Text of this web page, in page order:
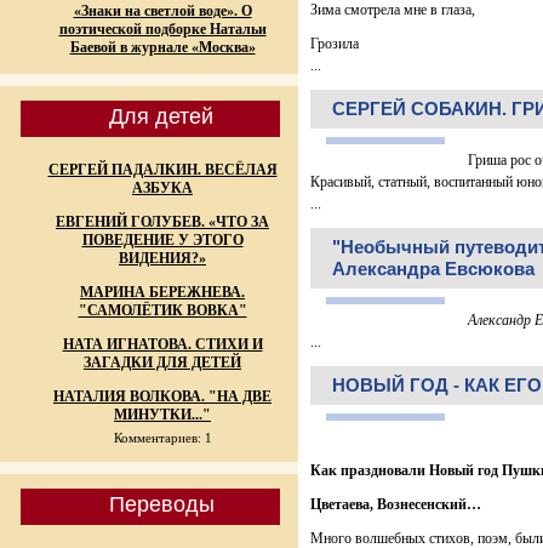
«Знаки на светлой воде». О
поэтической подборке Натальи
Баевой в журнале «Москва»
Для детей
СЕРГЕЙ ПАДАЛКИН. ВЕСЁЛАЯ
АЗБУКА
ЕВГЕНИЙ ГОЛУБЕВ. «ЧТО ЗА
ПОВЕДЕНИЕ У ЭТОГО
ВИДЕНИЯ?»
МАРИНА БЕРЕЖНЕВА.
"САМОЛЁТИК ВОВКА"
НАТА ИГНАТОВА. СТИХИ И
ЗАГАДКИ ДЛЯ ДЕТЕЙ
НАТАЛИЯ ВОЛКОВА. "НА ДВЕ
МИНУТКИ..."
Комментариев: 1
Переводы
Зима смотрела мне в глаза,
Грозила
...
СЕРГЕЙ СОБАКИН.
Гриша рос
Красивый, статный, воспитанный
...
"Необычный
Александра Евсюкова
Александр
...
НОВЫЙ ГОД - КАК
Как праздновали Новый год
Цветаева, Вознесенский…
Много волшебных стихов, поэм,